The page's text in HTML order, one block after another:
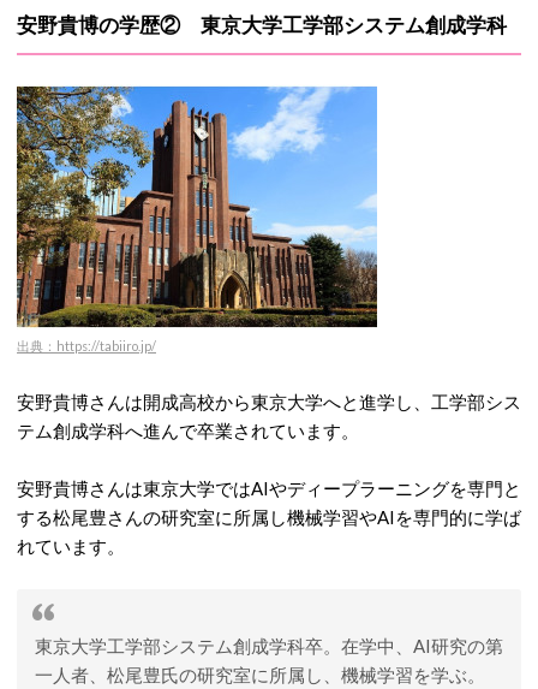
安野貴博の学歴② 東京大学工学部システム創成学科
出典：https://tabiiro.jp/
安野貴博さんは開成高校から東京大学へと進学し、工学部シス
テム創成学科へ進んで卒業されています。
安野貴博さんは東京大学ではAIやディープラーニングを専門と
する松尾豊さんの研究室に所属し機械学習やAIを専門的に学ば
れています。
東京大学工学部システム創成学科卒。在学中、AI研究の第
一人者、松尾豊氏の研究室に所属し、機械学習を学ぶ。